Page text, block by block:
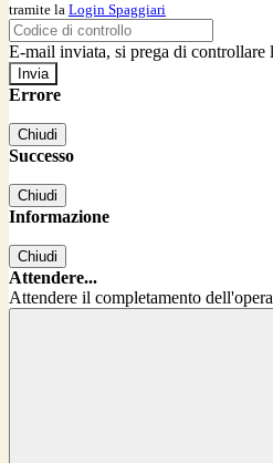
tramite la Login Spaggiari
E-mail inviata, si prega di controllare
Errore
Chiudi
Successo
Chiudi
Informazione
Chiudi
Attendere...
Attendere il completamento